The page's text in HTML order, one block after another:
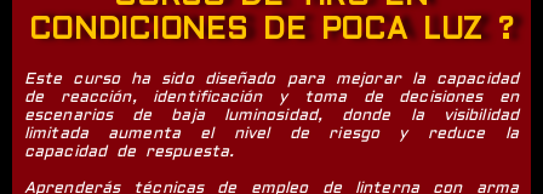
CONDICIONES DE POCA LUZ ?
Este curso ha sido diseñado para mejorar la capacidad
de reacción, identificación y toma de decisiones en
escenarios de baja luminosidad, donde la visibilidad
limitada aumenta el nivel de riesgo y reduce la
capacidad de respuesta.
Aprenderás técnicas de empleo de linterna con arma